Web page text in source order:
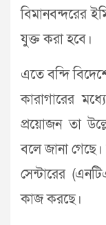
বিমানবন্দরের
যুক্ত করা হবে।
এতে বন্দি
কারাগারের
প্রয়োজন তা
বলে জানা
সেন্টারের
কাজ করছে।